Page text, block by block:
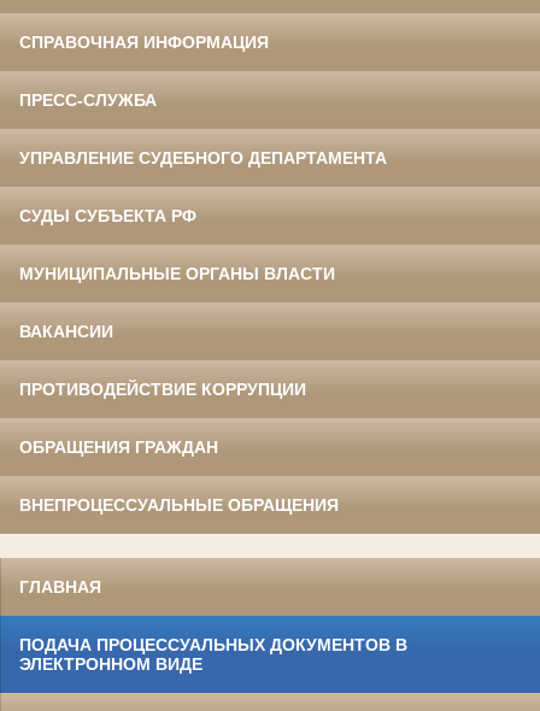
СПРАВОЧНАЯ ИНФОРМАЦИЯ
ПРЕСС-СЛУЖБА
УПРАВЛЕНИЕ СУДЕБНОГО ДЕПАРТАМЕНТА
СУДЫ СУБЪЕКТА РФ
МУНИЦИПАЛЬНЫЕ ОРГАНЫ ВЛАСТИ
ВАКАНСИИ
ПРОТИВОДЕЙСТВИЕ КОРРУПЦИИ
ОБРАЩЕНИЯ ГРАЖДАН
ВНЕПРОЦЕССУАЛЬНЫЕ ОБРАЩЕНИЯ
ГЛАВНАЯ
ПОДАЧА ПРОЦЕССУАЛЬНЫХ ДОКУМЕНТОВ В
ЭЛЕКТРОННОМ ВИДЕ